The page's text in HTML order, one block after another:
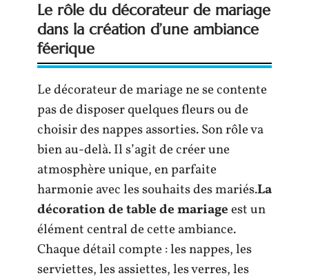
Le rôle du décorateur de mariage
dans la création d’une ambiance
féerique
Le décorateur de mariage ne se contente
pas de disposer quelques fleurs ou de
choisir des nappes assorties. Son rôle va
bien au-delà. Il s’agit de créer une
atmosphère unique, en parfaite
harmonie avec les souhaits des mariés.La
décoration de table de mariageest un
élément central de cette ambiance.
Chaque détail compte : les nappes, les
serviettes, les assiettes, les verres, les